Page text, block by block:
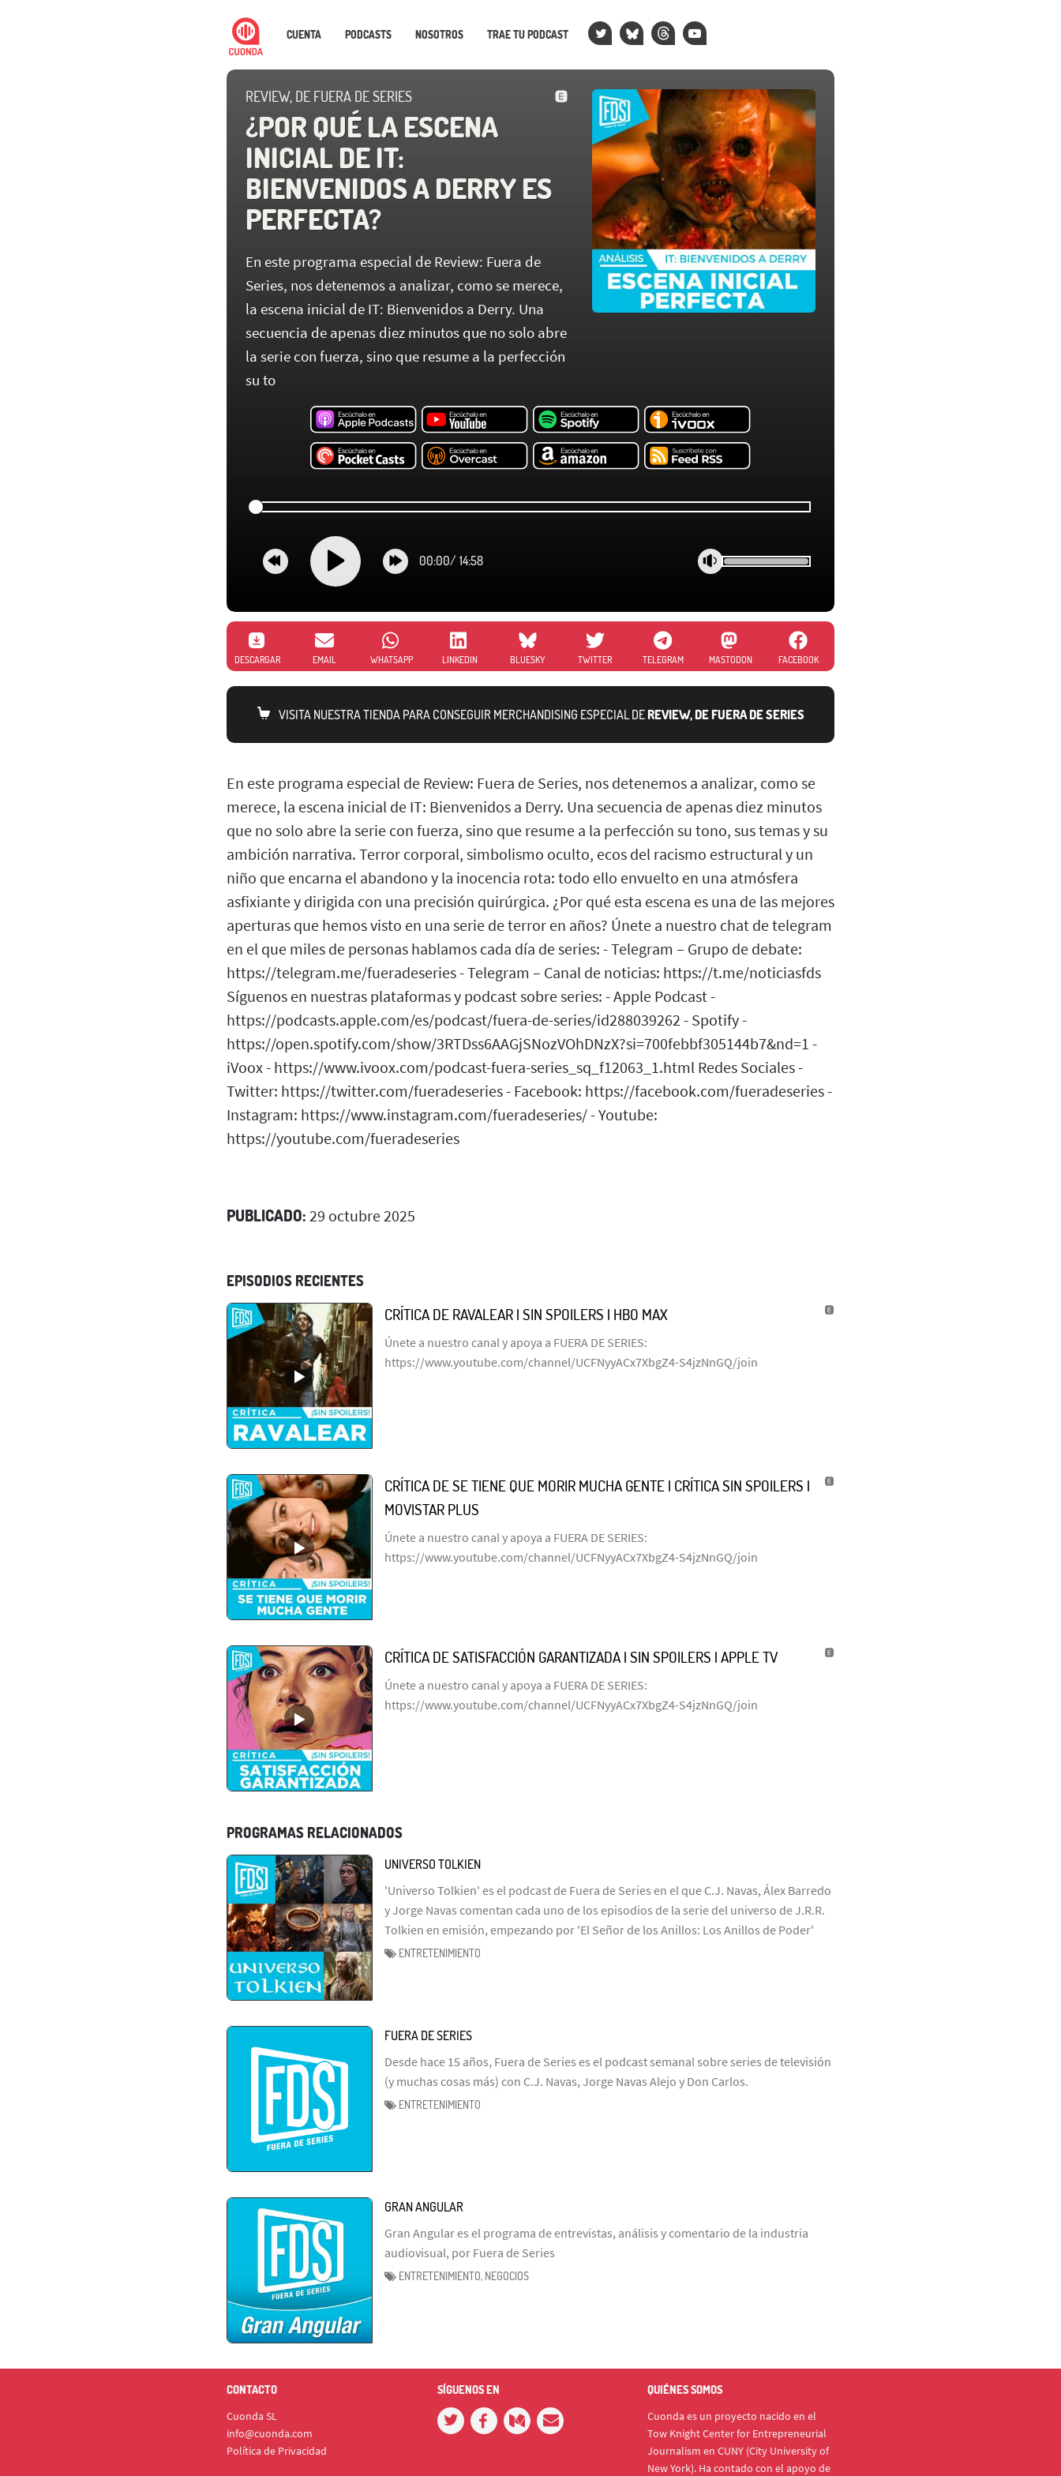
CUENTA PODCASTS NOSOTROS TRAE TU PODCAST
REVIEW, DE FUERA DE SERIES
¿POR QUÉ LA ESCENA
INICIAL DE IT:
BIENVENIDOS A DERRY ES
PERFECTA?
En este programa especial de Review: Fuera de
Series, nos detenemos a analizar, como se merece,
la escena inicial de IT: Bienvenidos a Derry. Una
secuencia de apenas diez minutos que no solo abre
la serie con fuerza, sino que resume a la perfección
su to
00:00/ 14:58
DESCARGAR EMAIL WHATSAPP LINKEDIN BLUESKY TWITTER TELEGRAM MASTODON FACEBOOK
VISITA NUESTRA TIENDA PARA CONSEGUIR MERCHANDISING ESPECIAL DEREVIEW, DE FUERA DE SERIES
En este programa especial de Review: Fuera de Series, nos detenemos a analizar, como se
merece, la escena inicial de IT: Bienvenidos a Derry. Una secuencia de apenas diez minutos
que no solo abre la serie con fuerza, sino que resume a la perfección su tono, sus temas y su
ambición narrativa. Terror corporal, simbolismo oculto, ecos del racismo estructural y un
niño que encarna el abandono y la inocencia rota: todo ello envuelto en una atmósfera
asfixiante y dirigida con una precisión quirúrgica. ¿Por qué esta escena es una de las mejores
aperturas que hemos visto en una serie de terror en años? Únete a nuestro chat de telegram
en el que miles de personas hablamos cada día de series: - Telegram – Grupo de debate:
https://telegram.me/fueradeseries - Telegram – Canal de noticias: https://t.me/noticiasfds
Síguenos en nuestras plataformas y podcast sobre series: - Apple Podcast -
https://podcasts.apple.com/es/podcast/fuera-de-series/id288039262 - Spotify -
https://open.spotify.com/show/3RTDss6AAGjSNozVOhDNzX?si=700febbf305144b7&nd=1 -
iVoox - https://www.ivoox.com/podcast-fuera-series_sq_f12063_1.html Redes Sociales -
Twitter: https://twitter.com/fueradeseries - Facebook: https://facebook.com/fueradeseries -
Instagram: https://www.instagram.com/fueradeseries/ - Youtube:
https://youtube.com/fueradeseries
PUBLICADO: 29 octubre 2025
EPISODIOS RECIENTES
CRÍTICA DE RAVALEAR | SIN SPOILERS | HBO MAX
Únete a nuestro canal y apoya a FUERA DE SERIES:
https://www.youtube.com/channel/UCFNyyACx7XbgZ4-S4jzNnGQ/join
CRÍTICA DE SE TIENE QUE MORIR MUCHA GENTE | CRÍTICA SIN SPOILERS |
MOVISTAR PLUS
Únete a nuestro canal y apoya a FUERA DE SERIES:
https://www.youtube.com/channel/UCFNyyACx7XbgZ4-S4jzNnGQ/join
CRÍTICA DE SATISFACCIÓN GARANTIZADA | SIN SPOILERS | APPLE TV
Únete a nuestro canal y apoya a FUERA DE SERIES:
https://www.youtube.com/channel/UCFNyyACx7XbgZ4-S4jzNnGQ/join
PROGRAMAS RELACIONADOS
UNIVERSO TOLKIEN
'Universo Tolkien' es el podcast de Fuera de Series en el que C.J. Navas, Álex Barredo
y Jorge Navas comentan cada uno de los episodios de la serie del universo de J.R.R.
Tolkien en emisión, empezando por 'El Señor de los Anillos: Los Anillos de Poder'
ENTRETENIMIENTO
FUERA DE SERIES
Desde hace 15 años, Fuera de Series es el podcast semanal sobre series de televisión
(y muchas cosas más) con C.J. Navas, Jorge Navas Alejo y Don Carlos.
ENTRETENIMIENTO
GRAN ANGULAR
Gran Angular es el programa de entrevistas, análisis y comentario de la industria
audiovisual, por Fuera de Series
ENTRETENIMIENTO, NEGOCIOS
CONTACTO
Cuonda SL
info@cuonda.com
Política de Privacidad
SÍGUENOS EN QUIÉNES SOMOS
Cuonda es un proyecto nacido en el
Tow Knight Center for Entrepreneurial
Journalism en CUNY (City University of
New York). Ha contado con el apoyo de